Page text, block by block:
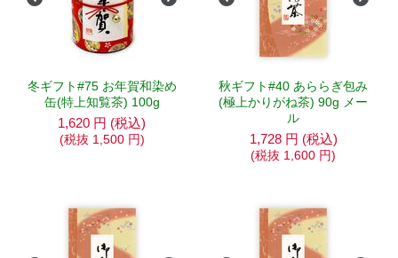
冬ギフト#75 お年賀和染め
缶(特上知覧茶) 100g
1,620 円 (税込)
(税抜 1,500 円)
秋ギフト#40 あららぎ包み
(極上かりがね茶) 90g メー
ル
1,728 円 (税込)
(税抜 1,600 円)